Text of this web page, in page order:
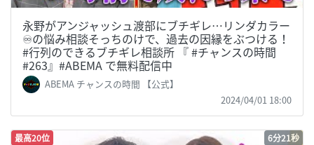
永野がアンジャッシュ渡部にブチギレ…リンダカラー
♾️の悩み相談そっちのけで、過去の因縁をぶつける！
#行列のできるブチギレ相談所 『 #チャンスの時間
#263』#ABEMA で無料配信中
ABEMA チャンスの時間 【公式】
2024/04/01 18:00
最高20位 6分21秒